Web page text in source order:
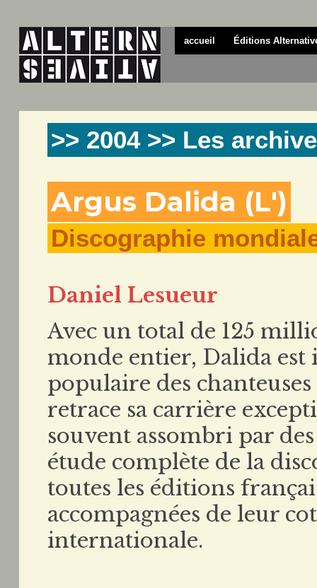
accueil Éditions
>> 2004 >> Les
Argus Dalida (L')
Discographie
Daniel Lesueur
Avec un total de 125
monde entier, Dalida
populaire des
retrace sa carrière
souvent assombri par
étude complète de la
toutes les éditions
accompagnées de leur
internationale.